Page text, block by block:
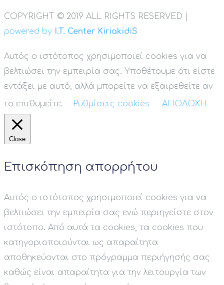
COPYRIGHT © 2019 ALL RIGHTS RESERVED |
powered by I.T. Center KiriakidiS
Αυτός ο ιστότοπος χρησιμοποιεί cookies για να
βελτιώσει την εμπειρία σας. Υποθέτουμε ότι είστε
εντάξει με αυτό, αλλά μπορείτε να εξαιρεθείτε αν
το επιθυμείτε.
Ρυθμίσεις cookies ΑΠΟΔΟΧΗ
Close
Επισκόπηση απορρήτου
Αυτός ο ιστότοπος χρησιμοποιεί cookies για να
βελτιώσει την εμπειρία σας ενώ περιηγείστε στον
ιστότοπο. Από αυτά τα cookies, τα cookies που
κατηγοριοποιούνται ως απαραίτητα
αποθηκεύονται στο πρόγραμμα περιήγησής σας
καθώς είναι απαραίτητα για την λειτουργία των